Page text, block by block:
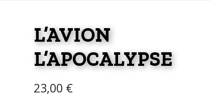
L’AVION
L’APOCALYPSE
23,00 €